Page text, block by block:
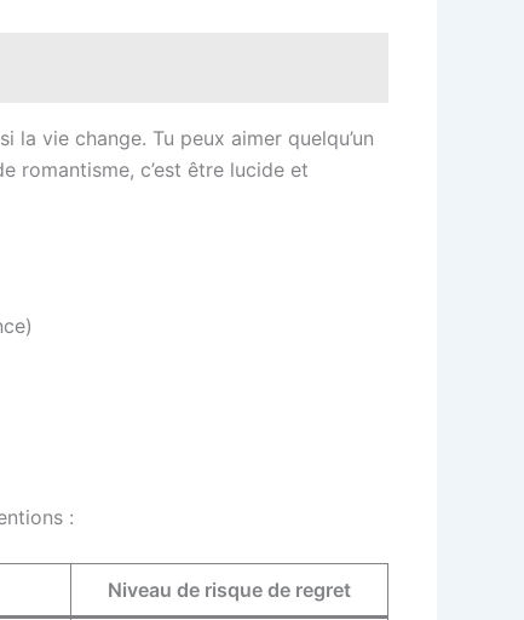
la vie change. Tu peux aimer quelqu’un
romantisme, c’est être lucide et
:
Niveau de risque de regret